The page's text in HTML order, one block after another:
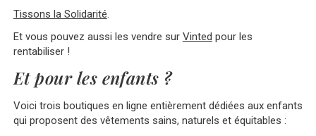
Tissons la Solidarité.
Et vous pouvez aussi les vendre sur Vinted pour les
rentabiliser !
Et pour les enfants ?
Voici trois boutiques en ligne entièrement dédiées aux enfants
qui proposent des vêtements sains, naturels et équitables :